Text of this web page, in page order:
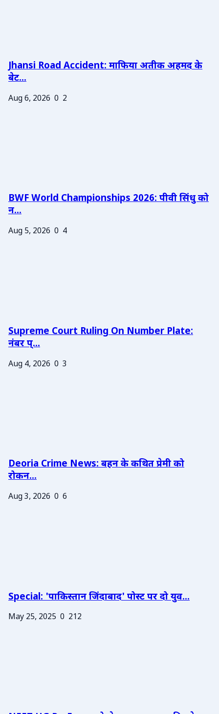
Jhansi Road Accident: माफिया अतीक अहमद के
बेट...
Aug 6, 2026 0 2
BWF World Championships 2026: पीवी सिंधु को
न...
Aug 5, 2026 0 4
Supreme Court Ruling On Number Plate:
नंबर प्...
Aug 4, 2026 0 3
Deoria Crime News: बहन के कथित प्रेमी को
रोकन...
Aug 3, 2026 0 6
Special: 'पाकिस्तान जिंदाबाद' पोस्ट पर दो युव...
May 25, 2025 0 212